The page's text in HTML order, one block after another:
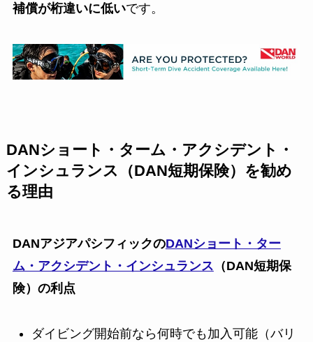
補償が桁違いに低いです。
DANショート・ターム・アクシデント・
インシュランス（DAN短期保険）を勧め
る理由
DANアジアパシフィックのDANショート・ター
ム・アクシデント・インシュランス （DAN短期保
険）の利点
ダイビング開始前なら何時でも加入可能（バリ